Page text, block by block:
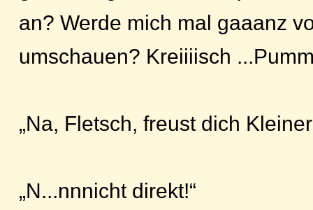
an? Werde mich mal gaaanz
umschauen? Kreiiiisch
„Na, Fletsch, freust dich
„N...nnnicht direkt!“